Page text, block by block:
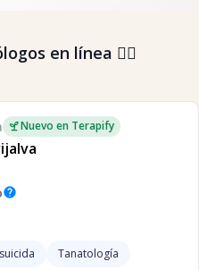
en línea 👇🏼
Nuevo en Terapify
help
Tanatología